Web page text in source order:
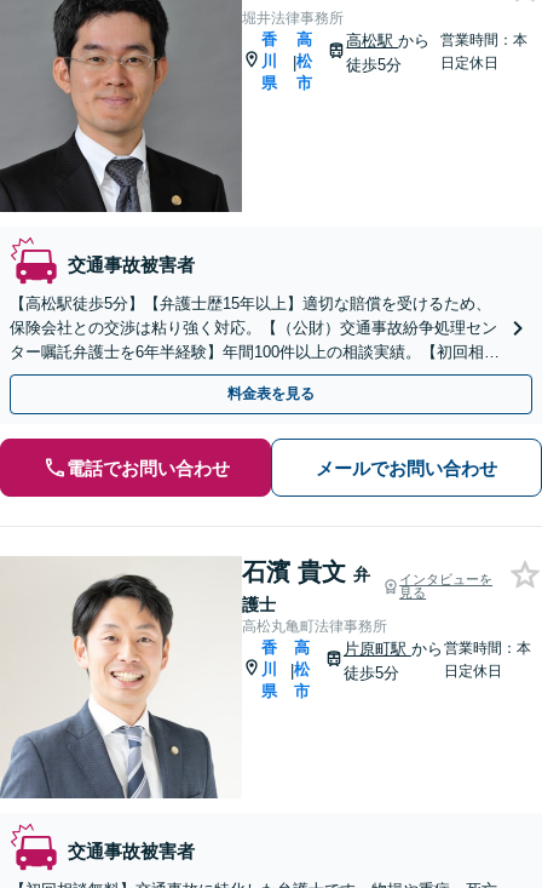
堀井法律事務所
香
川
県
|
高
松
市
高松駅から
徒歩5分
営業時間：本
日定休日
交通事故被害者
【高松駅徒歩5分】【弁護士歴15年以上】適切な賠償を受けるため、
保険会社との交渉は粘り強く対応。【（公財）交通事故紛争処理セン
ター嘱託弁護士を6年半経験】年間100件以上の相談実績。【初回相談
無料】【夜間／休日にも対応】【駐車場あり】
料金表を見る
電話でお問い合わせ メールでお問い合わせ
石濱 貴文 弁
護士
インタビューを
見る
高松丸亀町法律事務所
香
川
県
|
高
松
市
片原町駅 から
徒歩5分
営業時間：本
日定休日
交通事故被害者